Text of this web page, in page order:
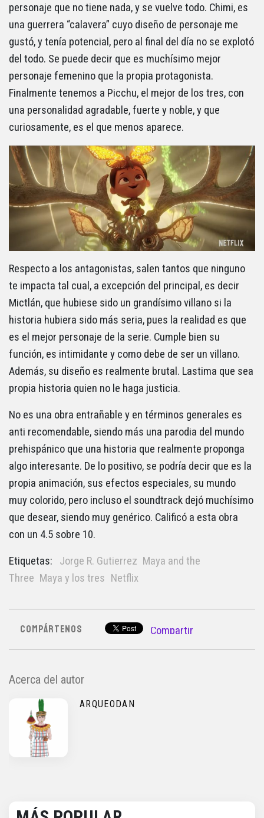
personaje que no tiene nada, y se vuelve todo. Chimi, es
una guerrera “calavera” cuyo diseño de personaje me
gustó, y tenía potencial, pero al final del día no se explotó
del todo. Se puede decir que es muchísimo mejor
personaje femenino que la propia protagonista.
Finalmente tenemos a Picchu, el mejor de los tres, con
una personalidad agradable, fuerte y noble, y que
curiosamente, es el que menos aparece.
Respecto a los antagonistas, salen tantos que ninguno
te impacta tal cual, a excepción del principal, es decir
Mictlán, que hubiese sido un grandísimo villano si la
historia hubiera sido más seria, pues la realidad es que
es el mejor personaje de la serie. Cumple bien su
función, es intimidante y como debe de ser un villano.
Además, su diseño es realmente brutal. Lastima que sea
propia historia quien no le haga justicia.
No es una obra entrañable y en términos generales es
anti recomendable, siendo más una parodia del mundo
prehispánico que una historia que realmente proponga
algo interesante. De lo positivo, se podría decir que es la
propia animación, sus efectos especiales, su mundo
muy colorido, pero incluso el soundtrack dejó muchísimo
que desear, siendo muy genérico. Calificó a esta obra
con un 4.5 sobre 10.
Etiquetas: Jorge R. Gutierrez Maya and the
Three Maya y los tres Netflix
COMPÁRTENOS Compartir
Acerca del autor
ARQUEODAN